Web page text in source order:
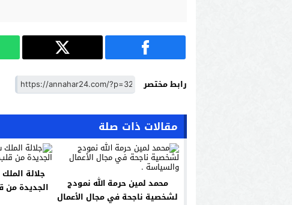
رابط مختصر
مقالات ذات صلة
محمد لمين حرمة الله نمودج
لشخصية ناجحة في مجال الأعمال
جلالة
الجديدة من